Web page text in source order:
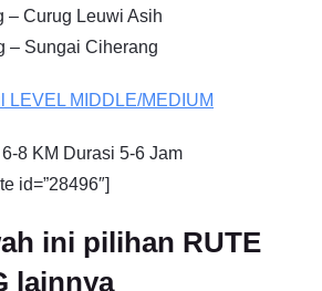
– Curug Leuwi Asih
– Sungai Ciherang
LEVEL MIDDLE/MEDIUM
8 KM Durasi 5-6 Jam
id=”28496″]
ini pilihan RUTE
lainnya